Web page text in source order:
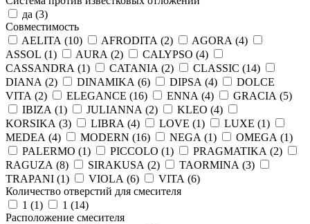
да (3)
Совместимость
AELITA (10) AFRODITA (2) AGORA (4)
ASSOL (1) AURA (2) CALYPSO (4)
CASSANDRA (1) CATANIA (2) CLASSIC (14)
DIANA (2) DINAMIKA (6) DIPSA (4)
DOLCE
VITA (2) ELEGANCE (16) ENNA (4) GRACIA (5)
IBIZA (1) JULIANNA (2) KLEO (4)
KORSIKA (3) LIBRA (4) LOVE (1) LUXE (1)
MEDEA (4) MODERN (16) NEGA (1) OMEGA (1)
PALERMO (1) PICCOLO (1) PRAGMATIKA (2)
RAGUZA (8) SIRAKUSA (2) TAORMINA (3)
TRAPANI (1) VIOLA (6) VITA (6)
Количество отверстий для смесителя
1 (1) 1 (14)
Расположение смесителя